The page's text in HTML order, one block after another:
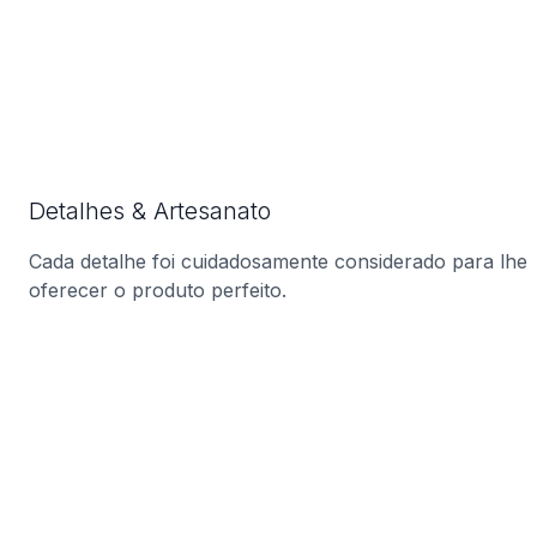
Detalhes & Artesanato
Cada detalhe foi cuidadosamente considerado para lhe
oferecer o produto perfeito.